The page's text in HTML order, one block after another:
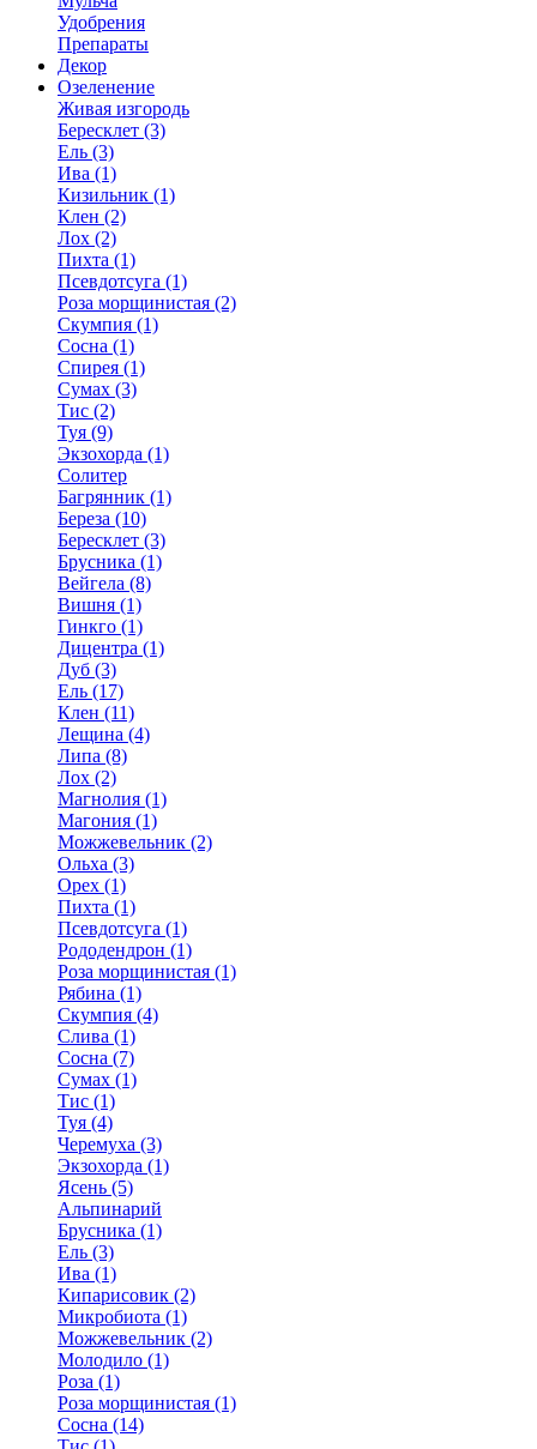
Удобрения
Препараты
Декор
Озеленение
Живая изгородь
Бересклет (3)
Ель (3)
Ива (1)
Кизильник (1)
Клен (2)
Лох (2)
Пихта (1)
Псевдотсуга (1)
Роза морщинистая (2)
Скумпия (1)
Сосна (1)
Спирея (1)
Сумах (3)
Тис (2)
Туя (9)
Экзохорда (1)
Солитер
Багрянник (1)
Береза (10)
Бересклет (3)
Брусника (1)
Вейгела (8)
Вишня (1)
Гинкго (1)
Дицентра (1)
Дуб (3)
Ель (17)
Клен (11)
Лещина (4)
Липа (8)
Лох (2)
Магнолия (1)
Магония (1)
Можжевельник (2)
Ольха (3)
Орех (1)
Пихта (1)
Псевдотсуга (1)
Рододендрон (1)
Роза морщинистая (1)
Рябина (1)
Скумпия (4)
Слива (1)
Сосна (7)
Сумах (1)
Тис (1)
Туя (4)
Черемуха (3)
Экзохорда (1)
Ясень (5)
Альпинарий
Брусника (1)
Ель (3)
Ива (1)
Кипарисовик (2)
Микробиота (1)
Можжевельник (2)
Молодило (1)
Роза (1)
Роза морщинистая (1)
Сосна (14)